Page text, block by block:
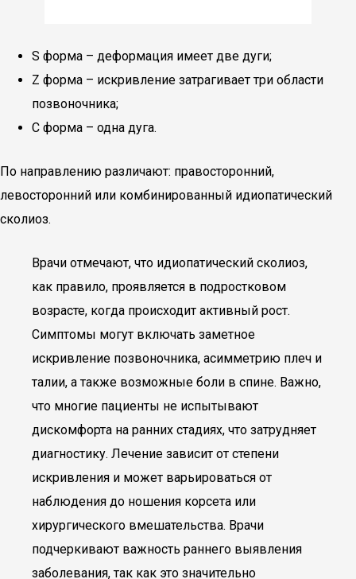
S форма – деформация имеет две дуги;
Z форма – искривление затрагивает три области
позвоночника;
C форма – одна дуга.
По направлению различают: правосторонний,
левосторонний или комбинированный идиопатический
сколиоз.
Врачи отмечают, что идиопатический сколиоз,
как правило, проявляется в подростковом
возрасте, когда происходит активный рост.
Симптомы могут включать заметное
искривление позвоночника, асимметрию плеч и
талии, а также возможные боли в спине. Важно,
что многие пациенты не испытывают
дискомфорта на ранних стадиях, что затрудняет
диагностику. Лечение зависит от степени
искривления и может варьироваться от
наблюдения до ношения корсета или
хирургического вмешательства. Врачи
подчеркивают важность раннего выявления
заболевания, так как это значительно